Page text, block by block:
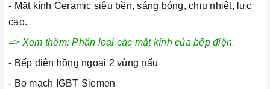
- Mặt kính Ceramic siêu bền, sáng bóng, chịu nhiệt, lực
cao.
=> Xem thêm:Phân loại các mặt kính của bếp điện
- Bếp điện hồng ngoại 2 vùng nấu
- Bo mạch IGBT Siemen